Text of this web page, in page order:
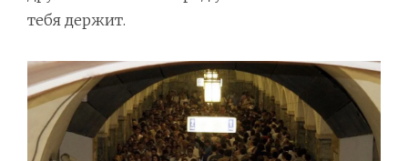
тебя держит.